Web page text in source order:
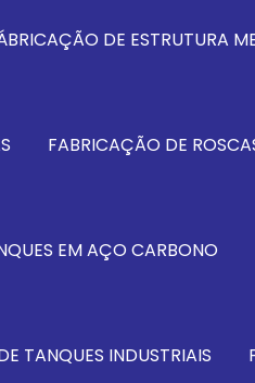
DE ESTRUTURA
FABRICAÇÃO DE
EM AÇO CARBONO
TANQUES INDUSTRIAIS